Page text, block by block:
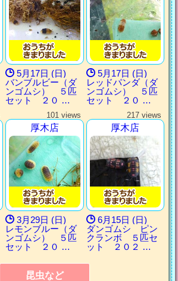
5月17日 (日)
バンブルビー（ダ
ンゴムシ） ５匹
セット ２０ …
5月17日 (日)
レッドパンダ（ダ
ンゴムシ） ５匹
セット ２０ …
101 views
厚木店
3月29日 (日)
レモンブルー（ダ
ンゴムシ） ５匹
セット ２０ …
217 views
厚木店
6月15日 (日)
ダンゴムシ ピン
クランボ ５匹セ
ット ２０２ …
昆虫など